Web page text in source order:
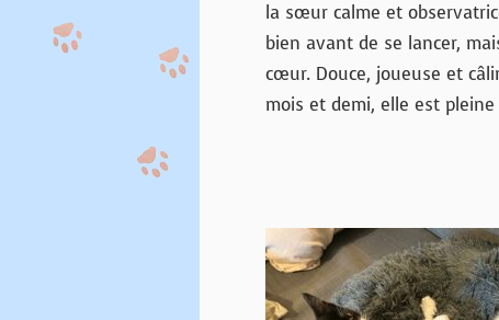
la sœur calme et
bien avant de se lancer,
cœur. Douce, joueuse et
mois et demi, elle est